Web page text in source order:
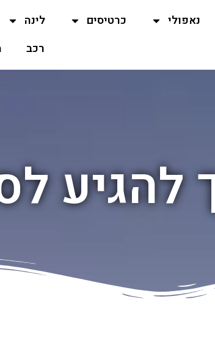
נאפולי כרטיסים לינה
רכב
להגיע